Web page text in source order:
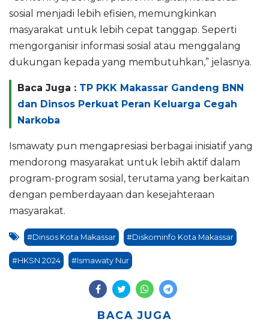
sosial menjadi lebih efisien, memungkinkan
masyarakat untuk lebih cepat tanggap. Seperti
mengorganisir informasi sosial atau menggalang
dukungan kepada yang membutuhkan,” jelasnya.
Baca Juga : TP PKK Makassar Gandeng BNN
dan Dinsos Perkuat Peran Keluarga Cegah
Narkoba
Ismawaty pun mengapresiasi berbagai inisiatif yang
mendorong masyarakat untuk lebih aktif dalam
program-program sosial, terutama yang berkaitan
dengan pemberdayaan dan kesejahteraan
masyarakat.
#Dinsos Kota Makassar #Diskominfo Kota Makassar
#HKSN 2024 #Ismawaty Nur
BACA JUGA